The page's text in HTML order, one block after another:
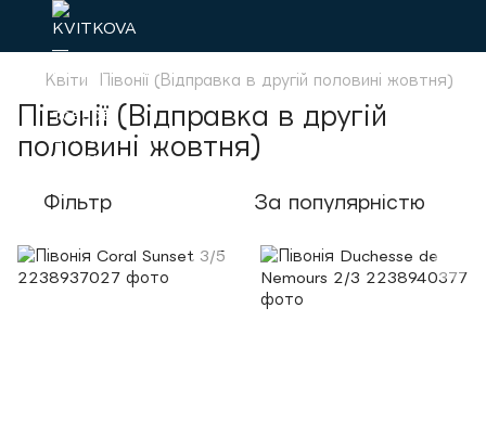
Квіти Півонії (Відправка в другій половині жовтня)
Півонії (Відправка в другій
половині жовтня)
Фільтр За популярністю